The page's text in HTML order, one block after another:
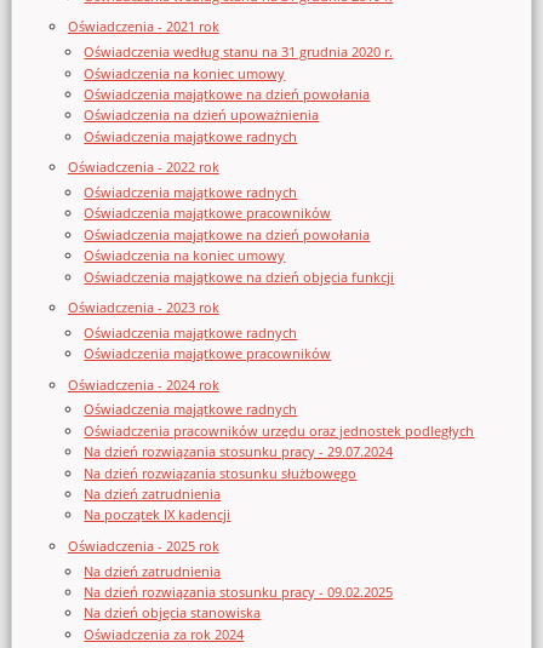
Oświadczenia - 2021 rok
Oświadczenia według stanu na 31 grudnia 2020 r.
Oświadczenia na koniec umowy
Oświadczenia majątkowe na dzień powołania
Oświadczenia na dzień upoważnienia
Oświadczenia majątkowe radnych
Oświadczenia - 2022 rok
Oświadczenia majątkowe radnych
Oświadczenia majątkowe pracowników
Oświadczenia majątkowe na dzień powołania
Oświadczenia na koniec umowy
Oświadczenia majątkowe na dzień objęcia funkcji
Oświadczenia - 2023 rok
Oświadczenia majątkowe radnych
Oświadczenia majątkowe pracowników
Oświadczenia - 2024 rok
Oświadczenia majątkowe radnych
Oświadczenia pracowników urzędu oraz jednostek podległych
Na dzień rozwiązania stosunku pracy - 29.07.2024
Na dzień rozwiązania stosunku służbowego
Na dzień zatrudnienia
Na początek IX kadencji
Oświadczenia - 2025 rok
Na dzień zatrudnienia
Na dzień rozwiązania stosunku pracy - 09.02.2025
Na dzień objęcia stanowiska
Oświadczenia za rok 2024